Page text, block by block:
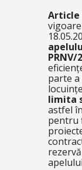
Article
PRNV/
parte
limita
astfel
pentru